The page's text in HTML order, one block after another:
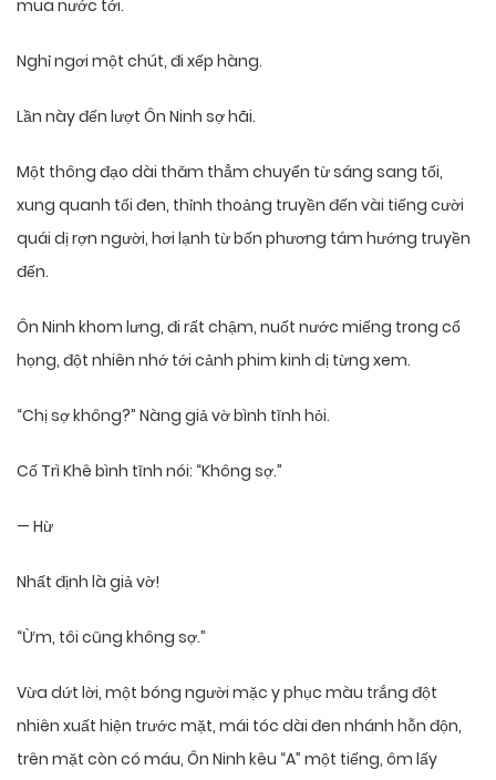
mua nước tới.
Nghỉ ngơi một chút, đi xếp hàng.
Lần này đến lượt Ôn Ninh sợ hãi.
Một thông đạo dài thăm thẳm chuyển từ sáng sang tối,
xung quanh tối đen, thỉnh thoảng truyền đến vài tiếng cười
quái dị rợn người, hơi lạnh từ bốn phương tám hướng truyền
đến.
Ôn Ninh khom lưng, đi rất chậm, nuốt nước miếng trong cổ
họng, đột nhiên nhớ tới cảnh phim kinh dị từng xem.
“Chị sợ không?” Nàng giả vờ bình tĩnh hỏi.
Cố Trì Khê bình tĩnh nói: “Không sợ.”
— Hừ
Nhất định là giả vờ!
“Ừm, tôi cũng không sợ.”
Vừa dứt lời, một bóng người mặc y phục màu trắng đột
nhiên xuất hiện trước mặt, mái tóc dài đen nhánh hỗn độn,
trên mặt còn có máu, Ôn Ninh kêu “A” một tiếng, ôm lấy